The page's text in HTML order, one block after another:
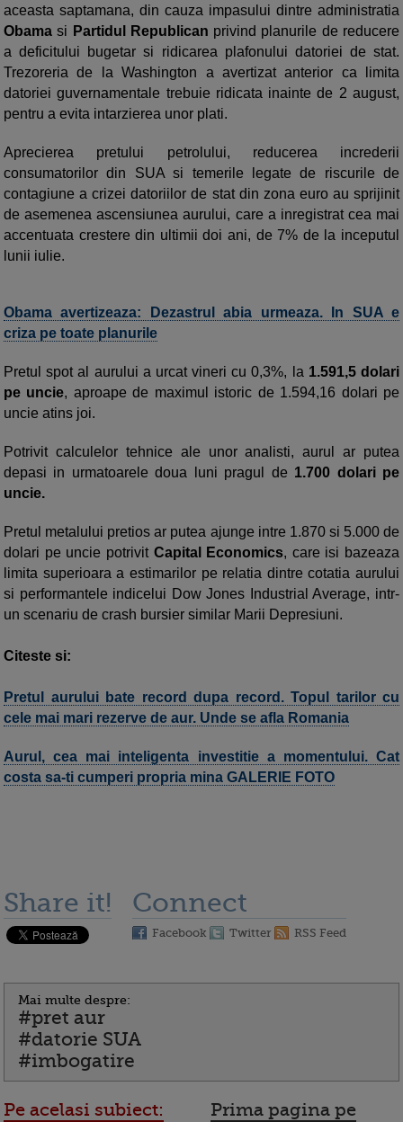
aceasta saptamana, din cauza impasului dintre administratia
Obama si Partidul Republican privind planurile de reducere
a deficitului bugetar si ridicarea plafonului datoriei de stat.
Trezoreria de la Washington a avertizat anterior ca limita
datoriei guvernamentale trebuie ridicata inainte de 2 august,
pentru a evita intarzierea unor plati.
Aprecierea pretului petrolului, reducerea increderii
consumatorilor din SUA si temerile legate de riscurile de
contagiune a crizei datoriilor de stat din zona euro au sprijinit
de asemenea ascensiunea aurului, care a inregistrat cea mai
accentuata crestere din ultimii doi ani, de 7% de la inceputul
lunii iulie.
Obama avertizeaza: Dezastrul abia urmeaza. In SUA e
criza pe toate planurile
Pretul spot al aurului a urcat vineri cu 0,3%, la 1.591,5 dolari
pe uncie, aproape de maximul istoric de 1.594,16 dolari pe
uncie atins joi.
Potrivit calculelor tehnice ale unor analisti, aurul ar putea
depasi in urmatoarele doua luni pragul de 1.700 dolari pe
uncie.
Pretul metalului pretios ar putea ajunge intre 1.870 si 5.000 de
dolari pe uncie potrivit Capital Economics, care isi bazeaza
limita superioara a estimarilor pe relatia dintre cotatia aurului
si performantele indicelui Dow Jones Industrial Average, intr-
un scenariu de crash bursier similar Marii Depresiuni.
Citeste si:
Pretul aurului bate record dupa record. Topul tarilor cu
cele mai mari rezerve de aur. Unde se afla Romania
Aurul, cea mai inteligenta investitie a momentului. Cat
costa sa-ti cumperi propria mina GALERIE FOTO
Share it! Connect
Facebook Twitter RSS Feed
Mai multe despre:
#pret aur
#datorie SUA
#imbogatire
Pe acelasi subiect:
Prima pagina pe